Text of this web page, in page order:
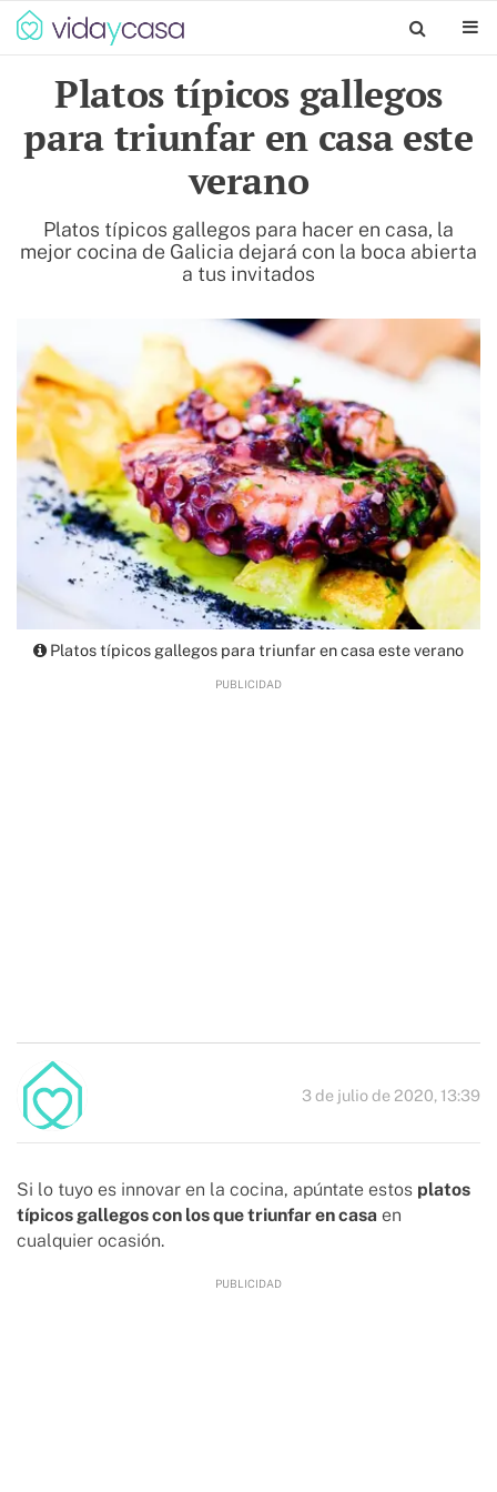
Platos típicos gallegos
para triunfar en casa este
verano
Platos típicos gallegos para hacer en casa, la
mejor cocina de Galicia dejará con la boca abierta
a tus invitados
Platos típicos gallegos para triunfar en casa este verano
3 de julio de 2020, 13:39
Si lo tuyo es innovar en la cocina, apúntate estos platos
típicos gallegos con los que triunfar en casa en
cualquier ocasión.